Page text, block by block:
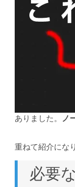
ありました。 ノ
重ねて紹介にな
必要